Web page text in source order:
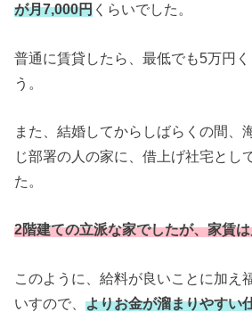
が月7,000円 くらいでした。
普通に賃貸したら、最低でも5万円
う。
また、結婚してからしばらくの間、
じ部署の人の家に、借上げ社宅とし
た。
2階建ての立派な家でしたが、家賃
このように、給料が良いことに加え
いすので、よりお金が溜まりやすい